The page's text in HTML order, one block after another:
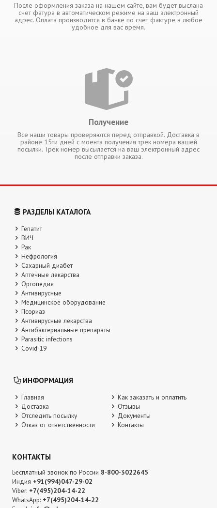
После оформления заказа на нашем сайте, вам будет выслана
счет фатура в автоматическом режиме на ваш электронный
адрес. Оплата производится в банке по счет фактуре в любое
удобное для вас время.
Получение
Все наши товары проверяются перед отправкой. Доставка в
районе 15ти дней с моента получения трек номера вашей
посылки. Трек номер высылается на ваш электронный адрес
после отправки заказа.
РАЗДЕЛЫ КАТАЛОГА
Гепатит
ВИЧ
Рак
Нефрология
Сахарный диабет
Аптечные лекарства
Ортопедия
Антивирусные
Медицинское оборудование
Псориаз
Антивирусные лекарства
Антибактериальные препараты
Parasitic infections
Covid-19
ИНФОРМАЦИЯ
Главная
Как заказать и оплатить
Доставка
Отзывы
Отследить посылку
Документы
Отказ от ответственности
Контакты
КОНТАКТЫ
Бесплатный звонок по России 8-800-3022645
Индия +91(994)047-29-02
Viber: +7(495)204-14-22
WhatsApp: +7(495)204-14-22